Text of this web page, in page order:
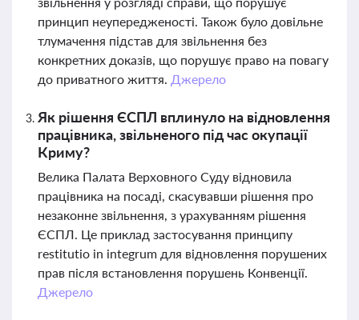
принцип неупередженості. Також було довільне
тлумачення підстав для звільнення без
конкретних доказів, що порушує право на повагу
до приватного життя. Джерело
Як рішення ЄСПЛ вплинуло на відновлення
працівника, звільненого під час окупації
Криму?
Велика Палата Верховного Суду відновила
працівника на посаді, скасувавши рішення про
незаконне звільнення, з урахуванням рішення
ЄСПЛ. Це приклад застосування принципу
restitutio in integrum для відновлення порушених
прав після встановлення порушень Конвенції.
Джерело